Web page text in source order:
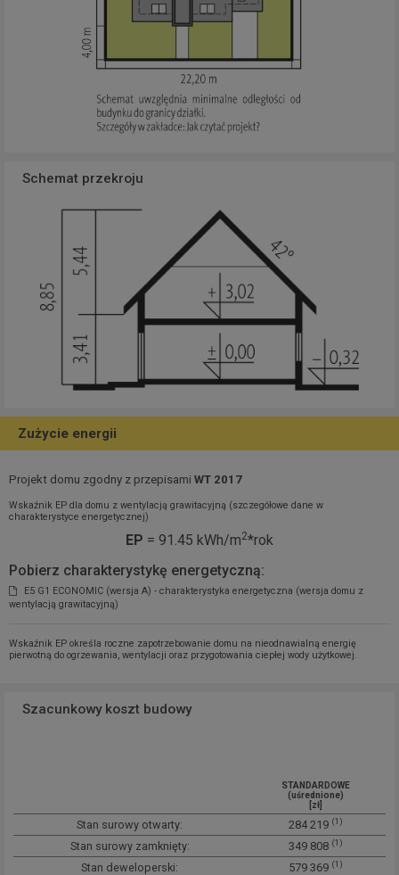
Schemat przekroju
Zużycie energii
Projekt domu zgodny z przepisami WT 2017
Wskaźnik EP dla domu z wentylacją grawitacyjną (szczegółowe dane w
charakterystyce energetycznej)
EP = 91.45 kWh/m2*rok
Pobierz charakterystykę energetyczną:
E5 G1 ECONOMIC (wersja A) - charakterystyka energetyczna (wersja domu z
wentylacją grawitacyjną)
Wskaźnik EP określa roczne zapotrzebowanie domu na nieodnawialną energię
pierwotną do ogrzewania, wentylacji oraz przygotowania ciepłej wody użytkowej.
Szacunkowy koszt budowy
STANDARDOWE
(uśrednione)
[zł]
Stan surowy otwarty: 284 219 (1)
Stan surowy zamknięty: 349 808 (1)
Stan deweloperski: 579 369 (1)